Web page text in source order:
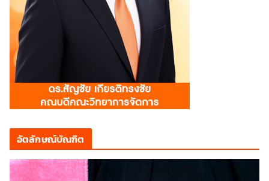
อัตลักษณ์บัณฑิต